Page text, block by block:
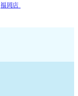
福岡店